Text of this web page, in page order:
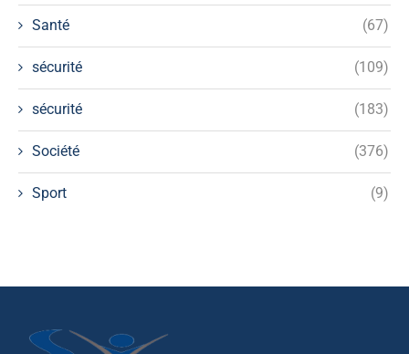
Santé (67)
sécurité (109)
sécurité (183)
Société (376)
Sport (9)